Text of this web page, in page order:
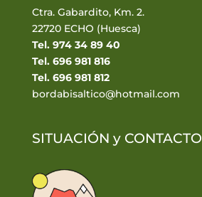
Ctra. Gabardito, Km. 2.
22720 ECHO (Huesca)
Tel. 974 34 89 40
Tel. 696 981 816
Tel. 696 981 812
bordabisaltico@hotmail.com
SITUACIÓN y CONTACTO